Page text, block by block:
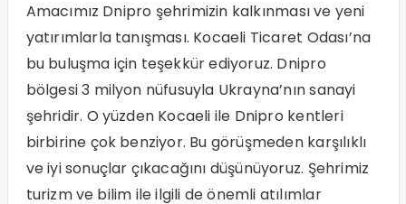
Amacımız Dnipro şehrimizin kalkınması ve yeni
yatırımlarla tanışması. Kocaeli Ticaret Odası’na
bu buluşma için teşekkür ediyoruz. Dnipro
bölgesi 3 milyon nüfusuyla Ukrayna’nın sanayi
şehridir. O yüzden Kocaeli ile Dnipro kentleri
birbirine çok benziyor. Bu görüşmeden karşılıklı
ve iyi sonuçlar çıkacağını düşünüyoruz. Şehrimiz
turizm ve bilim ile ilgili de önemli atılımlar